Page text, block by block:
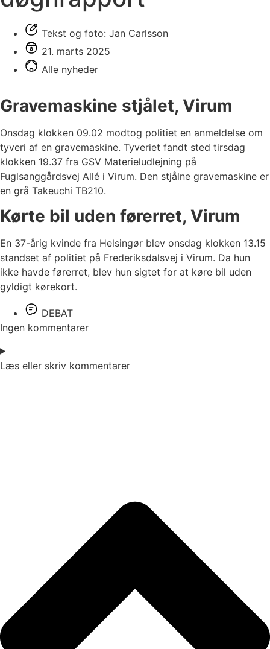
Tekst og foto: Jan Carlsson
21. marts 2025
Alle nyheder
Gravemaskine stjålet, Virum
Onsdag klokken 09.02 modtog politiet en anmeldelse om
tyveri af en gravemaskine. Tyveriet fandt sted tirsdag
klokken 19.37 fra GSV Materieludlejning på
Fuglsanggårdsvej Allé i Virum. Den stjålne gravemaskine er
en grå Takeuchi TB210.
Kørte bil uden førerret, Virum
En 37-årig kvinde fra Helsingør blev onsdag klokken 13.15
standset af politiet på Frederiksdalsvej i Virum. Da hun
ikke havde førerret, blev hun sigtet for at køre bil uden
gyldigt kørekort.
DEBAT
Ingen kommentarer
Læs eller skriv kommentarer